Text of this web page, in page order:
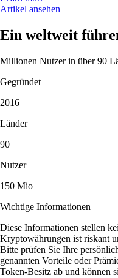
Artikel ansehen
Ein weltweit
Millionen Nutzer in über 90
Gegründet
2016
Länder
90
Nutzer
150 Mio
Wichtige Informationen
Diese Informationen stellen
Kryptowährungen ist riskant
Bitte prüfen Sie Ihre
genannten Vorteile oder
Token-Besitz ab und können